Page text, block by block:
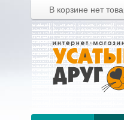
В корзине нет